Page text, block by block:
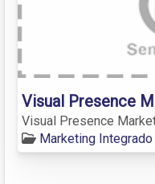
Visual Presence
Visual Presence
Marketing